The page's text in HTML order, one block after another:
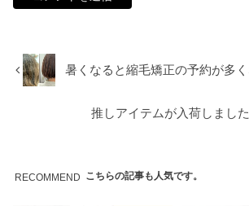
暑くなると縮毛矯正の予約が多
推しアイテムが入荷しまし
RECOMMEND こちらの記事も人気です。